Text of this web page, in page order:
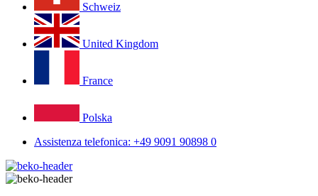
Schweiz
United Kingdom
France
Polska
Assistenza telefonica: +49 9091 90898 0